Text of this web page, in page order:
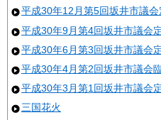
平成30年12月第5回坂井市議
平成30年9月第4回坂井市議会
平成30年6月第3回坂井市議会
平成30年4月第2回坂井市議会
平成30年3月第1回坂井市議会
三国花火